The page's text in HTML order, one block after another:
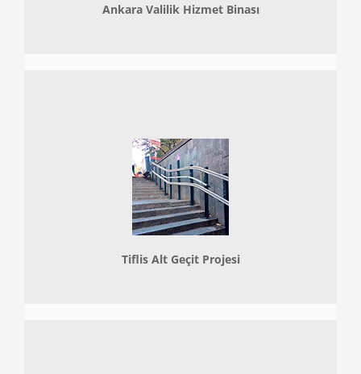
Ankara Valilik Hizmet Binası
Tiflis Alt Geçit Projesi